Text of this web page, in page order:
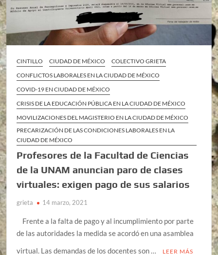
CINTILLO CIUDAD DE MÉXICO
COLECTIVO GRIETA
CONFLICTOS LABORALES EN LA CIUDAD DE MÉXICO
COVID-19 EN CIUDAD DE MÉXICO
CRISIS DE LA EDUCACIÓN PÚBLICA EN LA CIUDAD DE MÉXICO
MOVILIZACIONES DEL MAGISTERIO EN LA CIUDAD DE MÉXICO
PRECARIZACIÓN DE LAS CONDICIONES LABORALES EN LA
CIUDAD DE MÉXICO
Profesores de la Facultad de Ciencias
de la UNAM anuncian paro de clases
virtuales: exigen pago de sus salarios
grieta 14 marzo, 2021
Frente a la falta de pago y al incumplimiento por parte
de las autoridades la medida se acordó en una asamblea
virtual. Las demandas de los docentes son …
LEER MÁS